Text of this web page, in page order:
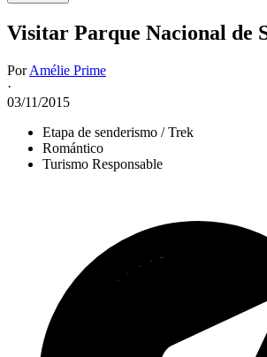
Visitar Parque Nacional de
PorAmélie Prime
·
03/11/2015
Etapa de senderismo / Trek
Romántico
Turismo Responsable